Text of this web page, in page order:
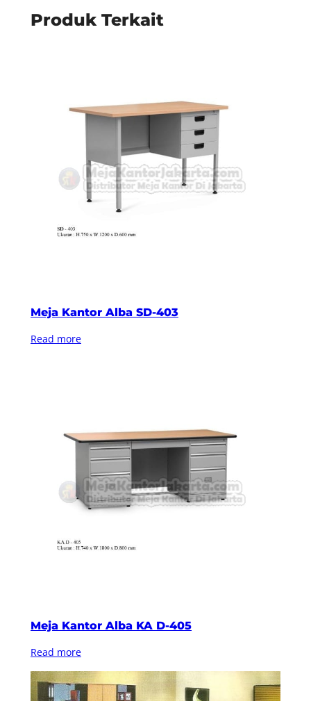
Produk Terkait
Meja Kantor Alba SD-403
Read more
Meja Kantor Alba KA D-405
Read more